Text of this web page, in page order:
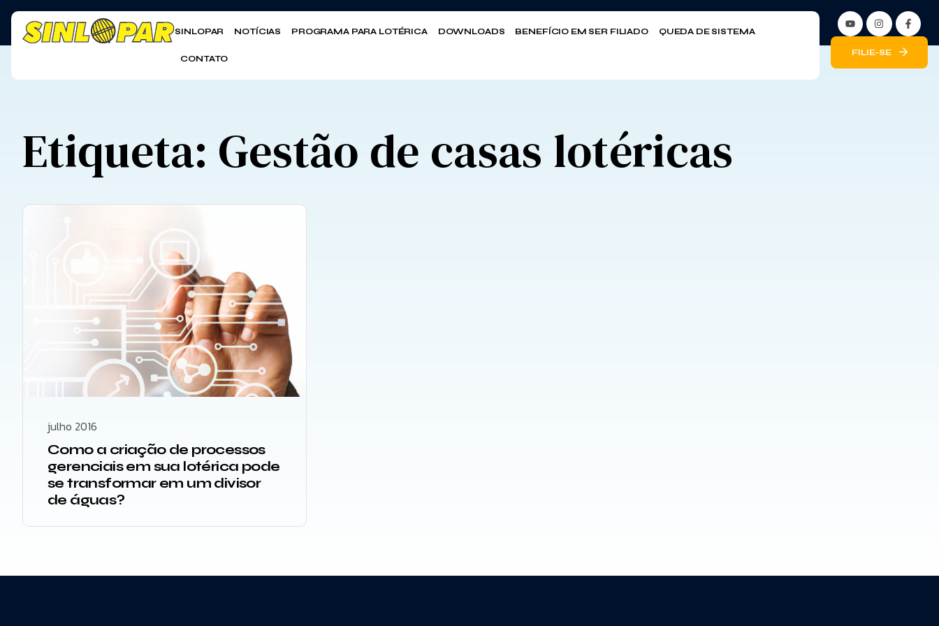
SINLOPAR NOTÍCIAS PROGRAMA PARA LOTÉRICA DOWNLOADS BENEFÍCIO EM SER FILIADO QUEDA DE SISTEMA
CONTATO
FILIE-SE
Etiqueta: Gestão de casas lotéricas
julho 2016
Como a criação de processos
gerenciais em sua lotérica pode
se transformar em um divisor
de águas?